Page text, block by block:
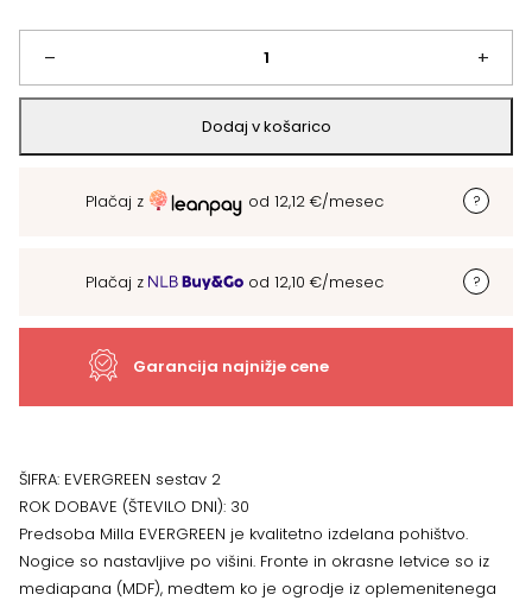
–
Komplet
predsobe
Milla
EVERGREEN,
+
Dodaj v košarico
Plačaj z od 12,12 €/mesec
Plačaj z od 12,10 €/mesec
Garancija najnižje cene
ŠIFRA: EVERGREEN sestav 2
ROK DOBAVE (ŠTEVILO DNI): 30
Predsoba Milla EVERGREEN je kvalitetno izdelana pohištvo.
Nogice so nastavljive po višini. Fronte in okrasne letvice so iz
mediapana (MDF), medtem ko je ogrodje iz oplemenitenega